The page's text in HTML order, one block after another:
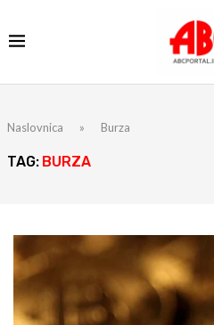
Naslovnica » Burza
TAG: BURZA